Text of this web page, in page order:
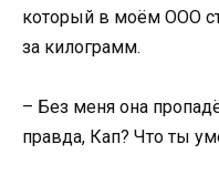
который в моём ООО
за килограмм.
– Без меня она
правда, Кап? Что ты